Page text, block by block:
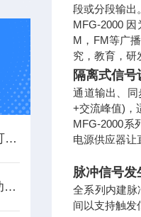
固纬 新品ASR-3400HF可编程交流/直流电源输出频率高达5kHz
固纬信号发生器的主要功能如下
段或分段输出。
MFG-2000
M，FM等广
究，教育，研
隔离式信
通道输出、
+交流峰值)，
MFG-2000系
电源供应器让
脉冲信号发
全系列内建脉
间以支持触发